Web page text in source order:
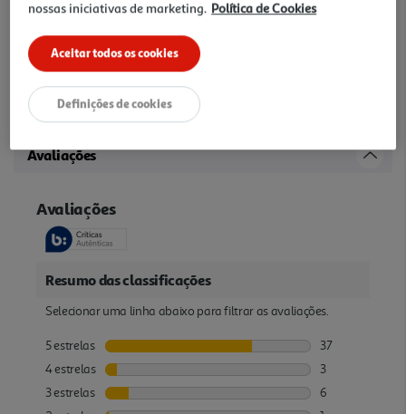
series
Outras características
Cor: Preto (1000 páginas)
Avaliações
nossas iniciativas de marketing. Política de Cookies
Aceitar todos os cookies
Definições de cookies